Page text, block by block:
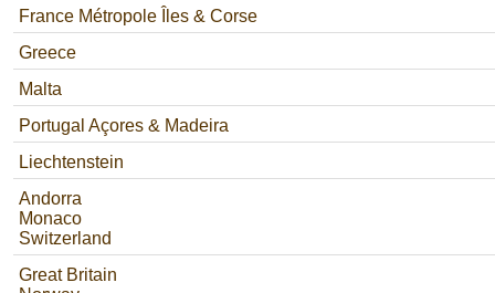
France Métropole Îles & Corse
Greece
Malta
Portugal Açores & Madeira
Liechtenstein
Andorra
Monaco
Switzerland
Great Britain